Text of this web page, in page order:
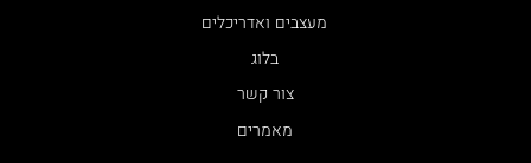
מעצבים ואדריכלים
בלוג
צור קשר
מאמרים